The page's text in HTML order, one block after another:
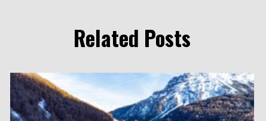
Related Posts